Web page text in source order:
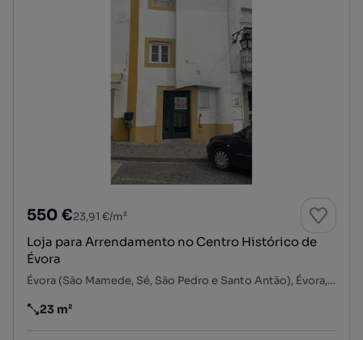
550 €23,91 €/m²
Loja para Arrendamento no Centro Histórico de
Évora
Évora (São Mamede, Sé, São Pedro e Santo Antão), Évora, Évora
Preço por metro quadrado
23 m²